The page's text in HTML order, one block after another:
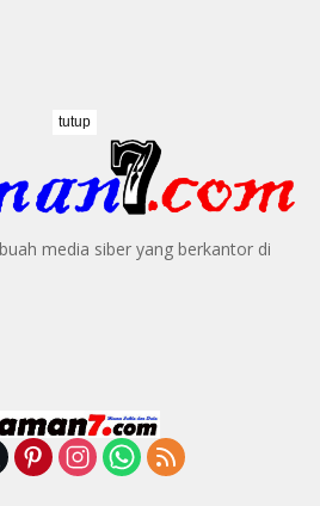
media siber yang berkantor di
tutup